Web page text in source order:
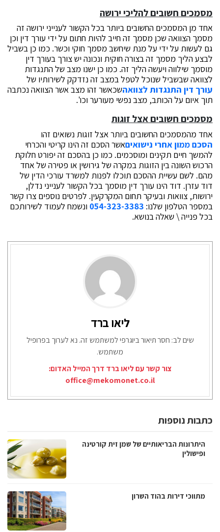
מסמכים חשובים להליכי ירושה
אחד מן המסמכים החשובים ביותר בכל הקשור לענייני ירושה זה
מסמך הצוואה שכן מסמך זה חייב להיות חתום על ידי עורך דין וכן
גם לעשות על ידי על מנת שיחשב מסמך חוקי וכשר. כמו כן בשביל
לבצע הליך מסמך זה בצורה חוקית ונכונה יש צורך בעורך דין
מוסמך שילווה ויעשה הליך זה. כמו כן ישנו מצב של התנגדות
לצוואה שבשביל שנוכל לטפל במצב זה נזדקק לשירותיו של
עורך דין התנגדות לצוואהשכאשר זהו מצב אשר הצוואה נכתבה
תוך איום על הכותב, מצב נפשי מעורער וכו'.
מסמכים חשובים אצל זוגות
אחד מהמסמכים החשובים ביותר אצל זוגות נשואים זהו
הסכם ממון אחרי נישואיםאשר הסכם זה הינו קריטי והכרחי
להמשך חיים תקינים ומוסכמים. כמו כן בהסכם זה יפורט חלוקת
הרכוש השונה בין הזוגות במקרה של גירושין או פטירה של אחד
מהם. לשם עשיית ההסכם תוכלו לפנות למשרד עורכי הדין של
דוד עזרן. דוד הינו עורך דין מוסמך בכל הקשור לענייני נדלן,
ירושות, צוואות ובעיקר תחום המקרקעין. לפרטים נוספים צרו קשר
במספר הטלפון שלנו: 054-323-3383 ונשמח לעמוד לשירותכם
בכל פנייה \ שאלה בנושא.
ליאו ברד
שים לב: חסר תיאור ביוגרפי למשתמש זה. נא לערוך בפרופיל
משתמש.
צור קשר עם ליאו ברד דרך המייל האדום:
office@mekomonet.co.il
כתבות נוספות
היתרונות הבריאותיים של שמן זית קורטינה
ופישולין
מתווכי דירות בהוד השרון